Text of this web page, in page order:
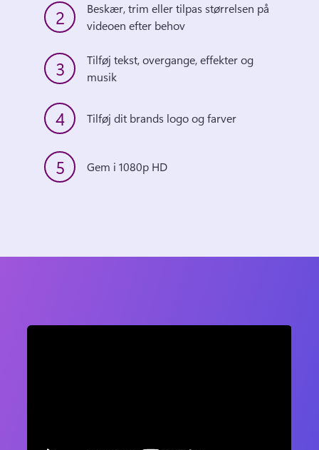
2
Beskær, trim eller tilpas størrelsen på
3
Tilføj tekst, overgange, effekter og
4
5 Gem i 1080p HD